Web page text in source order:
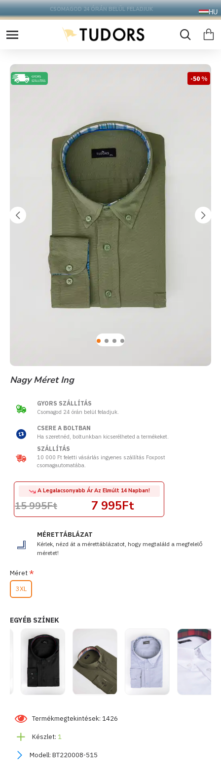
10.000 Ft FELETT INGYENES SZÁLLÍTÁS
FOXPOST CSOMAGAUTOMATÁBA !
HU
-50 %
Nagy Méret Ing
MÉRETTÁBLÁZAT
Kérlek, nézd át a mérettáblázatot, hogy megtaláld a megfelelő
méretet!
Készlet: 1
Modell: BT220008-515
Termékmegtekintések: 1426
7 995Ft
A Legalacsonyabb Ár Az Elmúlt 14 Napban!
15 995Ft
Méret
3XL
EGYÉB SZÍNEK
GYORS SZÁLLÍTÁS
Csomagod 24 órán belül feladjuk.
CSERE A BOLTBAN
Ha szeretnéd, boltunkban kicserélheted a termékeket.
SZÁLLÍTÁS
10 000 Ft feletti vásárlás ingyenes szállítás Foxpost
csomagautomatába.